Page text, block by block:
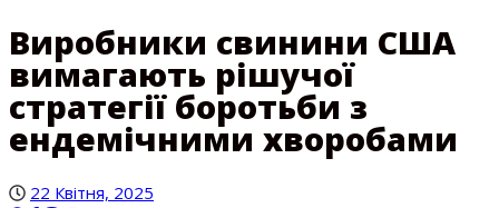
Виробники свинини США
вимагають рішучої
стратегії боротьби з
ендемічними хворобами
22 Квітня, 2025